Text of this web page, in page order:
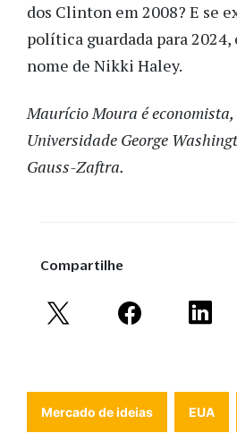
dos Clinton em 2008? E se
política guardada para
nome de Nikki Haley.
Maurício Moura é
Universidade George
Gauss-Zaftra.
Compartilhe
Mercado de ideias EUA